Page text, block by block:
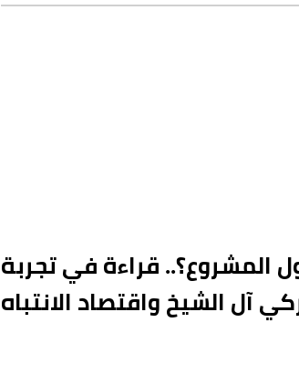
قراءة في تجربة
آل الشيخ واقتصاد الانتباه